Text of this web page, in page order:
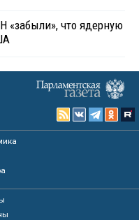
«забыли», что ядерную